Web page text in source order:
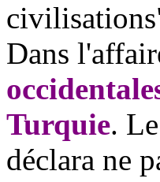
Dans
Turquie.
déclara ne